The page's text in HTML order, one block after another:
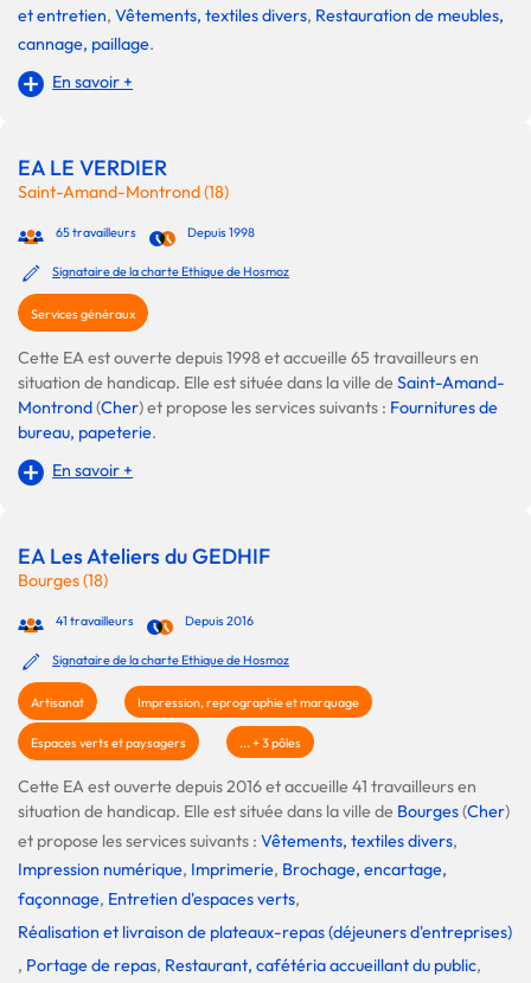
et entretien, Vêtements, textiles divers, Restauration de meubles,
cannage, paillage.
En savoir +
EA LE VERDIER
Saint-Amand-Montrond (18)
65 travailleurs Depuis 1998
Signataire de la charte Ethique de Hosmoz
Services généraux
Cette EA est ouverte depuis 1998 et accueille 65 travailleurs en
situation de handicap. Elle est située dans la ville deSaint-Amand-
Montrond(Cher) et propose les services suivants : Fournitures de
bureau, papeterie.
En savoir +
EA Les Ateliers du GEDHIF
Bourges (18)
41 travailleurs Depuis 2016
Signataire de la charte Ethique de Hosmoz
Artisanat Impression, reprographie et marquage
Espaces verts et paysagers ... + 3 pôles
Cette EA est ouverte depuis 2016 et accueille 41 travailleurs en
situation de handicap. Elle est située dans la ville de Bourges(Cher)
et propose les services suivants : Vêtements, textiles divers,
Impression numérique, Imprimerie, Brochage, encartage,
façonnage, Entretien d'espaces verts,
Réalisation et livraison de plateaux-repas (déjeuners d'entreprises)
, Portage de repas, Restaurant, cafétéria accueillant du public,